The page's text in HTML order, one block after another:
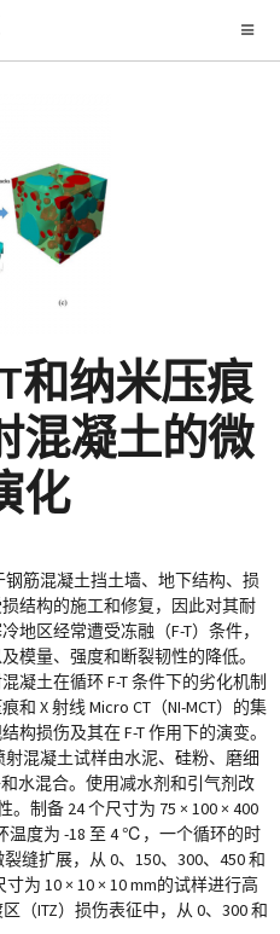
和纳米压痕
混凝土的微
化
筋混凝土挡土墙、地下结构、损
结构的施工和修复，因此对其耐
地区经常遭受冻融（F-T）条件，
模量、强度和断裂韧性的降低。
凝土在循环 F-T 条件下的劣化机制
X 射线 Micro CT（NI-MCT）的集
构损伤及其在 F-T 作用下的演变。
混凝土试样由水泥、硅粉、磨细
水混合。使用减水剂和引气剂改
制备 24 个尺寸为 75 × 100 × 400
温度为 -18 至 4 ℃，一个循环的时
缝扩展，从 0、150、300、450 和
为 10 × 10 × 10 mm的试样进行高
（ITZ）损伤表征中，从 0、300 和